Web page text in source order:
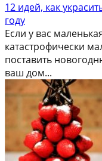
12 идей, как
году
Если у вас
катастрофически
поставить
ваш дом...